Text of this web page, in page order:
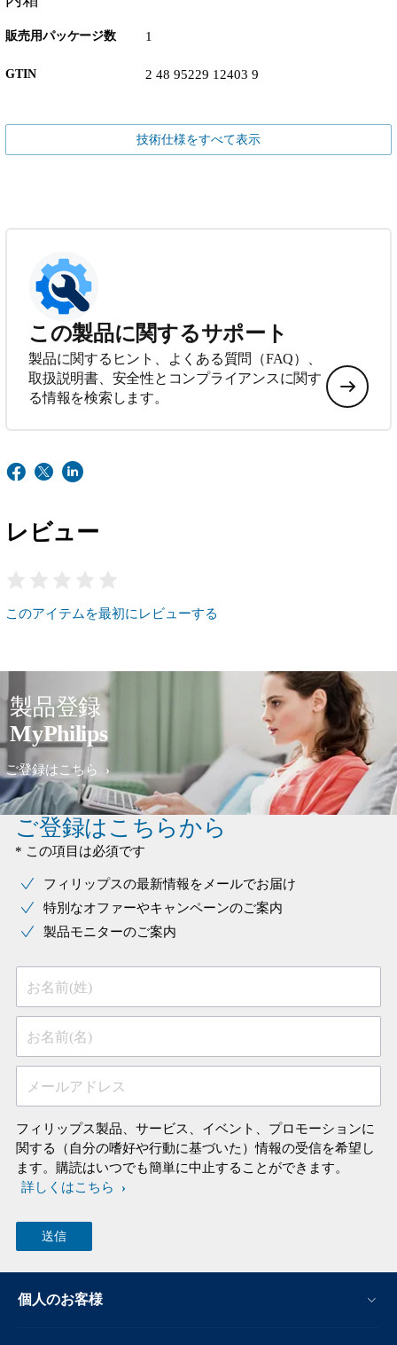
販売用パッケージ数 1
GTIN 2 48 95229 12403 9
技術仕様をすべて表示
この製品に関するサポート
製品に関するヒント、よくある質問（FAQ）、
取扱説明書、安全性とコンプライアンスに関す
る情報を検索します。
レビュー
このアイテムを最初にレビューする
製品登録
MyPhilips
ご登録はこちら
ご登録はこちらから
* この項目は必須です
フィリップスの最新情報をメールでお届け
特別なオファーやキャンペーンのご案内
製品モニターのご案内
お名前(姓)
お名前(名)
メールアドレス
フィリップス製品、サービス、イベント、プロモーションに
関する（自分の嗜好や行動に基づいた）情報の受信を希望し
ます。購読はいつでも簡単に中止することができます。
詳しくはこちら
個人のお客様